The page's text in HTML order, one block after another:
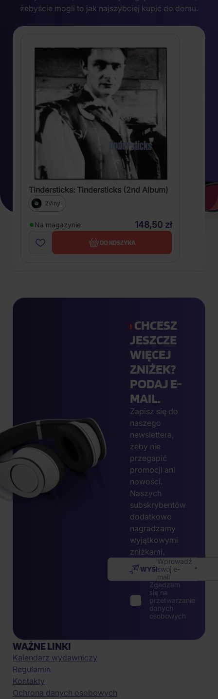
żebyście mogli to jak najszybciej kupić do domu.
Tindersticks: Tindersticks (2nd Album)
2Vinyl
Na magazynie 148,50 zł
DO KOSZYKA
CHCESZ
JESZCZE
WIĘCEJ
ZNIŻEK?
PODAJ E-
MAIL.
Zapisz się do
naszego
newslettera,
żeby nie
przegapić
promocji ani
nowości.
Naszych
subskrybentów
dodatkowo
nagradzamy
wyjątkowymi
zniżkami.
Wprowadź
swój e-
mail
WYŚLIJ
Zgadzam
się na
przetwarzanie
danych
osobowych
WAŻNE LINKI
Kalendarz wydawniczy
Regulamin
Kontakty
Ochrona danych osobowych